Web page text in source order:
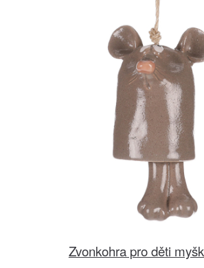
Zvonkohra pro děti